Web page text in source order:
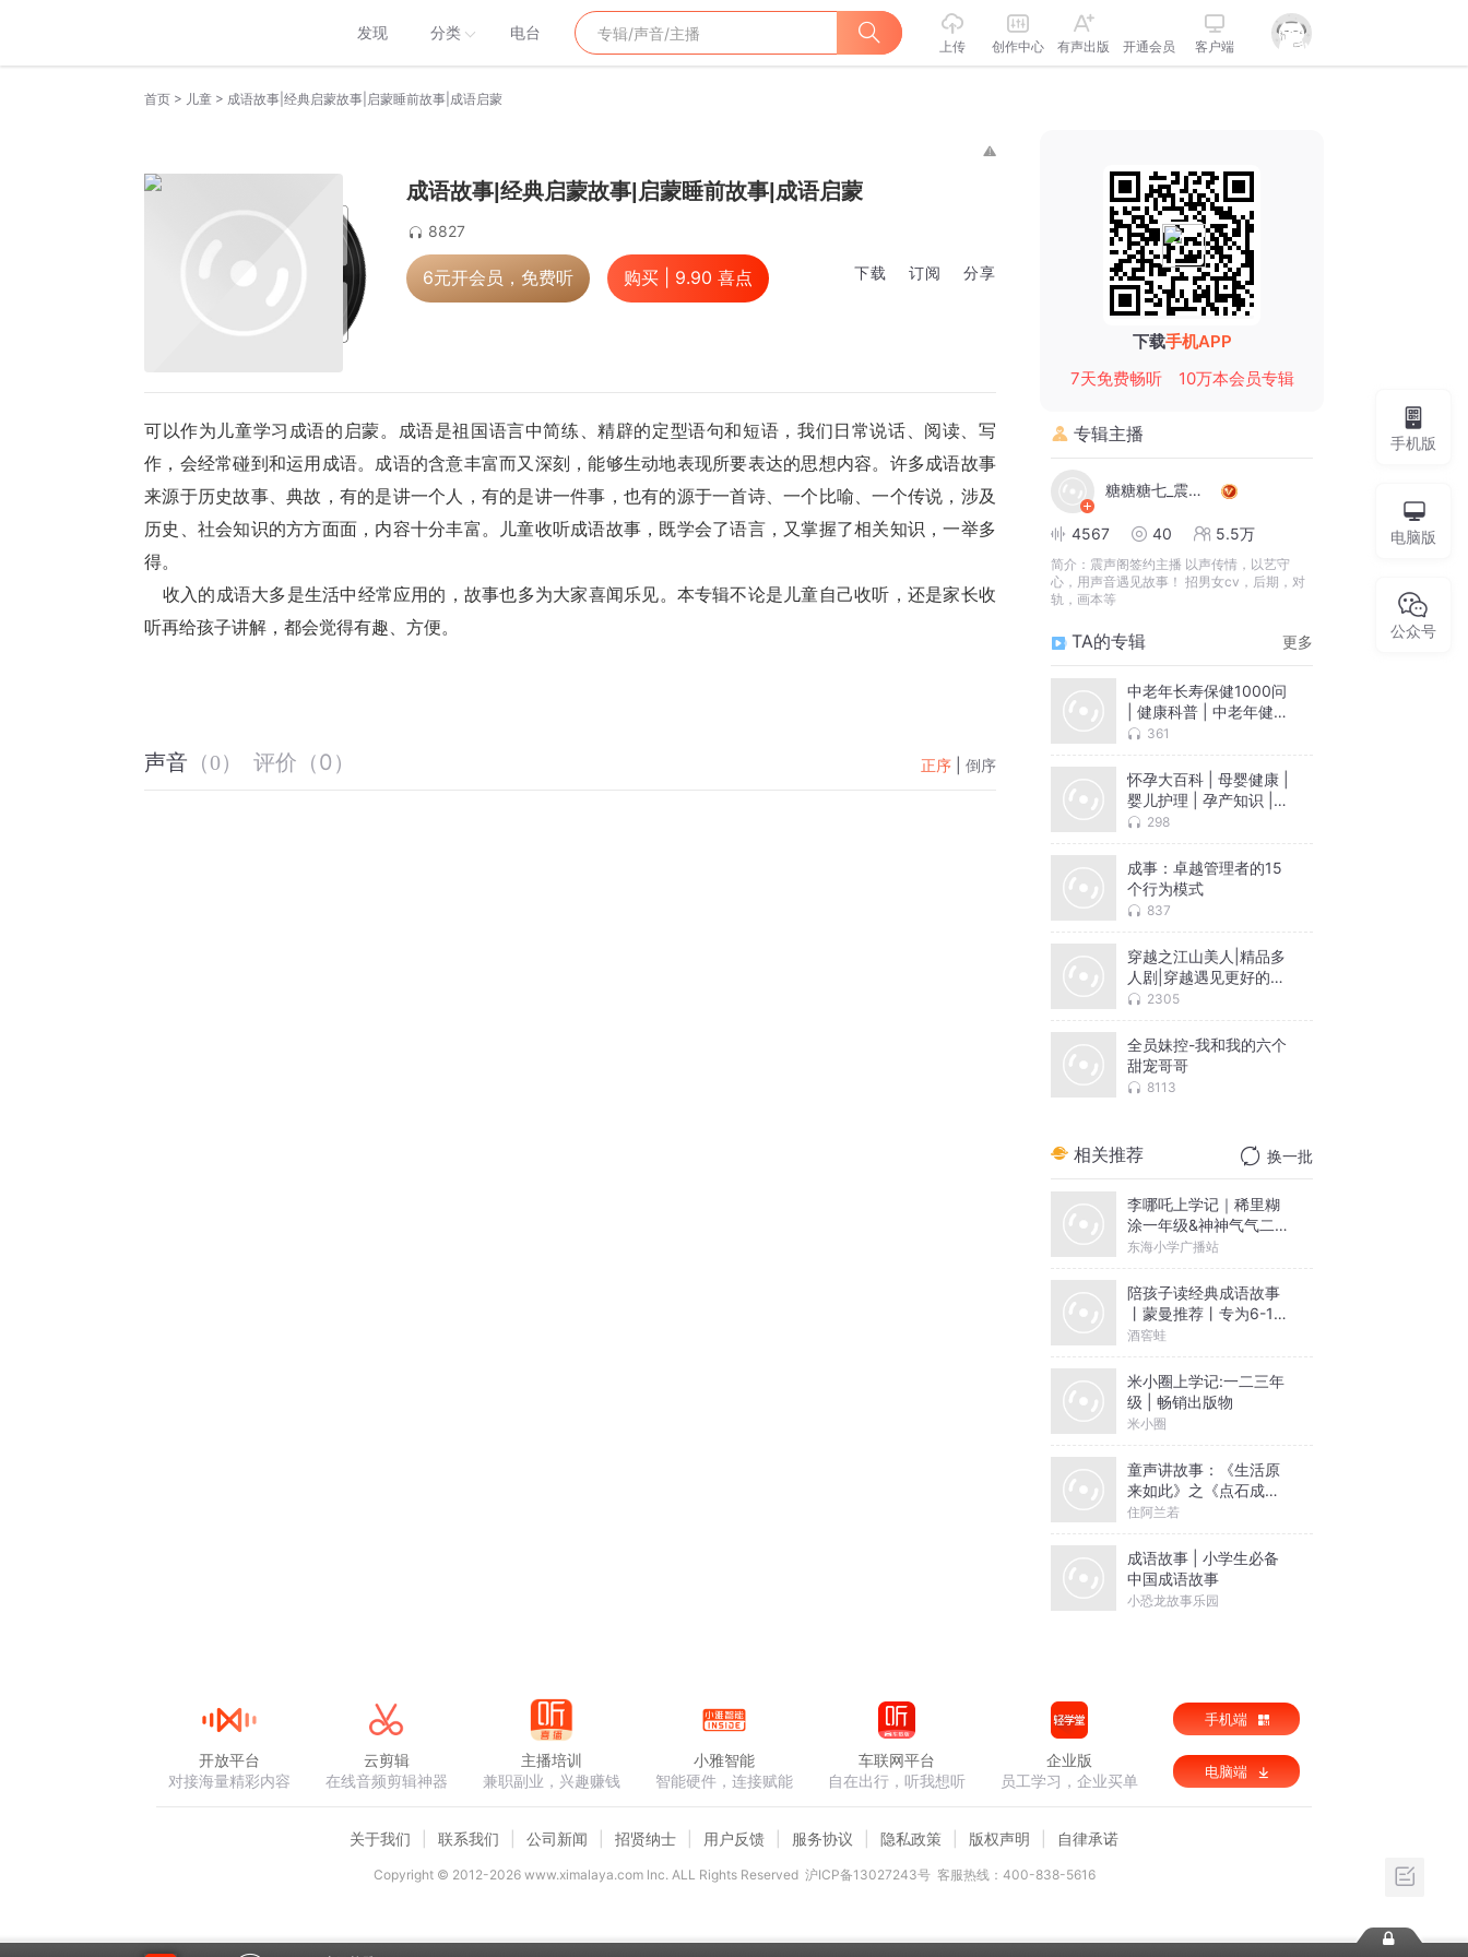
发现 分类 电台
上传 创作中心 有声出版 开通会员 客户端
首页 > 儿童 > 成语故事|经典启蒙故事|启蒙睡前故事|成语启蒙
成语故事|经典启蒙故事|启蒙睡前故事|成语启蒙
8827
6元开会员，免费听 购买 | 9.90 喜点 下载 订阅 分享
可以作为儿童学习成语的启蒙。成语是祖国语言中简练、精辟的定型语句和短语，我们日常说话、阅读、写
作，会经常碰到和运用成语。成语的含意丰富而又深刻，能够生动地表现所要表达的思想内容。许多成语故事
来源于历史故事、典故，有的是讲一个人，有的是讲一件事，也有的源于一首诗、一个比喻、一个传说，涉及
历史、社会知识的方方面面，内容十分丰富。儿童收听成语故事，既学会了语言，又掌握了相关知识，一举多
得。
听再给孩子讲解，都会觉得有趣、方便。
声音 （0） 评价 （0 ） 正序 倒序
下载手机APP
7天免费畅听
10万本会员专辑
专辑主播
糖糖糖七_震声阁
4567 40 5.5万
简介： 震声阁签约主播 以声传情，以艺守
心，用声音遇见故事！ 招男女cv，后期，对
轨，画本等
TA的专辑 更多
中老年长寿保健1000问
| 健康科普 | 中老年健康
| 抗衰老 | 延年益寿 | 养
361
怀孕大百科 | 母婴健康 |
婴儿护理 | 孕产知识 |
科学备孕 | 分娩准备 |
298
成事：卓越管理者的15
个行为模式
837
穿越之江山美人|精品多
人剧|穿越遇见更好的自
己 2305
全员妹控-我和我的六个
甜宠哥哥
8113
相关推荐 换一批
李哪吒上学记｜稀里糊
涂一年级&神神气气二年
级
东海小学广播站
陪孩子读经典成语故事
丨蒙曼推荐丨专为6-12
岁孩子编写
酒窖蛙
米小圈上学记:一二三年
级 | 畅销出版物
米小圈
童声讲故事：《生活原
来如此》之《点石成
金》
住阿兰若
成语故事 | 小学生必备
中国成语故事
小恐龙故事乐园
手机版
电脑版
公众号
开放平台
对接海量精彩内容
云剪辑
在线音频剪辑神器
主播培训
兼职副业，兴趣赚钱
小雅智能
智能硬件，连接赋能
车联网平台
自在出行，听我想听
企业版
员工学习，企业买单
手机端
电脑端
关于我们 联系我们 公司新闻 招贤纳士 用户反馈 服务协议 隐私政策 版权声明 自律承诺
Copyright © 2012-2026www.ximalaya.com lnc. ALL Rights Reserved 沪ICP备13027243号 客服热线：400-838-5616